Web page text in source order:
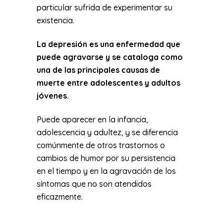
particular sufrida de experimentar su
existencia.
La depresión es una enfermedad que
puede agravarse y se cataloga como
una de las principales causas de
muerte entre adolescentes y adultos
jóvenes.
Puede aparecer en la infancia,
adolescencia y adultez, y se diferencia
comúnmente de otros trastornos o
cambios de humor por su persistencia
en el tiempo y en la agravación de los
síntomas que no son atendidos
eficazmente.